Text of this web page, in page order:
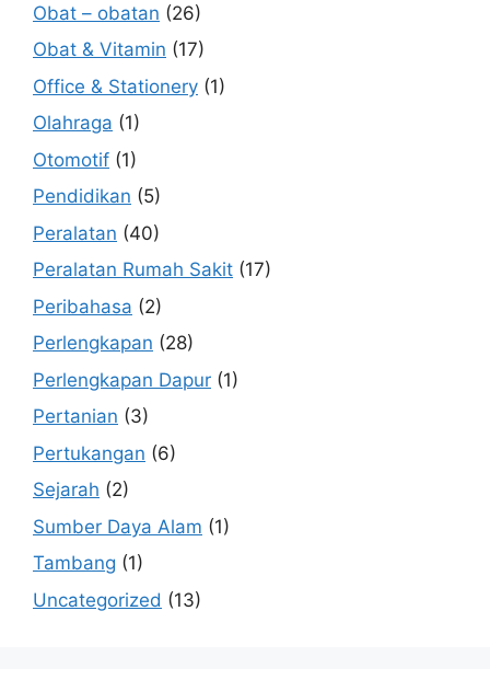
Obat – obatan (26)
Obat & Vitamin (17)
Office & Stationery (1)
Olahraga (1)
Otomotif (1)
Pendidikan (5)
Peralatan (40)
Peralatan Rumah Sakit (17)
Peribahasa (2)
Perlengkapan (28)
Perlengkapan Dapur (1)
Pertanian (3)
Pertukangan (6)
Sejarah (2)
Sumber Daya Alam (1)
Tambang (1)
Uncategorized (13)